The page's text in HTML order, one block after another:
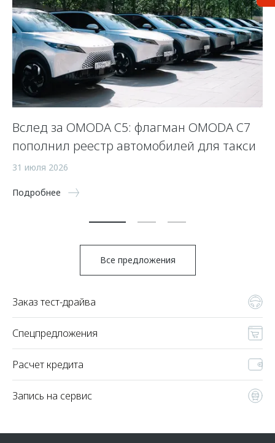
Вслед за OMODA C5: флагман OMODA C7
пополнил реестр автомобилей для такси
31 июля 2026
Подробнее
Все предложения
Заказ тест-драйва
Спецпредложения
Расчет кредита
Запись на сервис